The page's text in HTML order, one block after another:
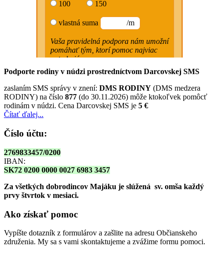
Podporte rodiny v núdzi prostredníctvom Darcovskej SMS
zaslaním SMS správy v znení: DMS RODINY (DMS medzera
RODINY) na číslo 877 (do 30.11.2026) môže ktokoľvek pomôcť
rodinám v núdzi. Cena Darcovskej SMS je 5 €
Čítať ďalej...
Číslo účtu:
2769833457/0200
IBAN:
SK72 0200 0000 0027 6983 3457
Za všetkých dobrodincov Majáku je slúžená sv. omša každý
prvy štvrtok v mesiaci.
Ako získať pomoc
Vypíšte dotazník z formulárov a zašlite na adresu Občianskeho
združenia. My sa s vami skontaktujeme a zvážime formu pomoci.